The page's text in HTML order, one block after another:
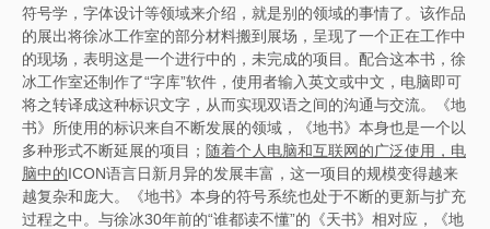
符号学，字体设计等领域来介绍，就是别的领域的事情了。该作品
的展出将徐冰工作室的部分材料搬到展场，呈现了一个正在工作中
的现场，表明这是一个进行中的，未完成的项目。配合这本书，徐
冰工作室还制作了“字库”软件，使用者输入英文或中文，电脑即可
将之转译成这种标识文字，从而实现双语之间的沟通与交流。《地
书》所使用的标识来自不断发展的领域，《地书》本身也是一个以
多种形式不断延展的项目； 随着个人电脑和互联网的广泛使用，电
脑中的ICON语言日新月异的发展丰富，这一项目的规模变得越来
越复杂和庞大。《地书》本身的符号系统也处于不断的更新与扩充
过程之中。与徐冰30年前的“谁都读不懂”的《天书》相对应，《地